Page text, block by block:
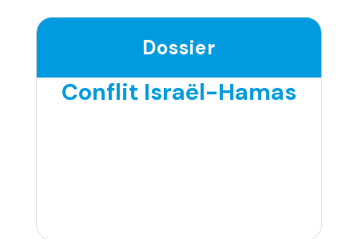
Dossier
Conflit Israël-Hamas